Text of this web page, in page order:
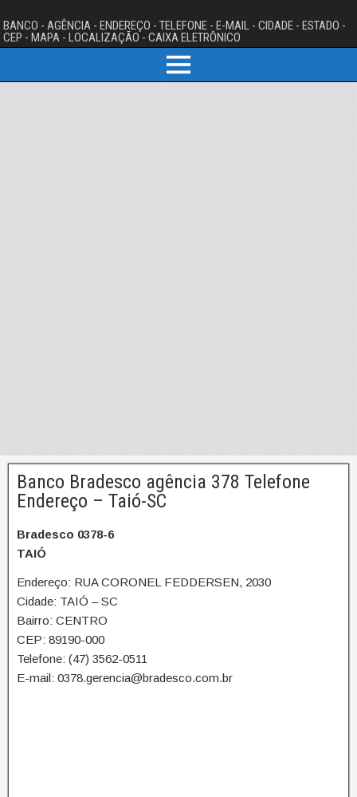
BANCO - AGÊNCIA - ENDEREÇO - TELEFONE - E-MAIL - CIDADE - ESTADO -
CEP - MAPA - LOCALIZAÇÃO - CAIXA ELETRÔNICO
Banco Bradesco agência 378 Telefone
Endereço – Taió-SC
Bradesco 0378-6
TAIÓ
Endereço: RUA CORONEL FEDDERSEN, 2030
Cidade: TAIÓ – SC
Bairro: CENTRO
CEP: 89190-000
Telefone: (47) 3562-0511
E-mail: 0378.gerencia@bradesco.com.br